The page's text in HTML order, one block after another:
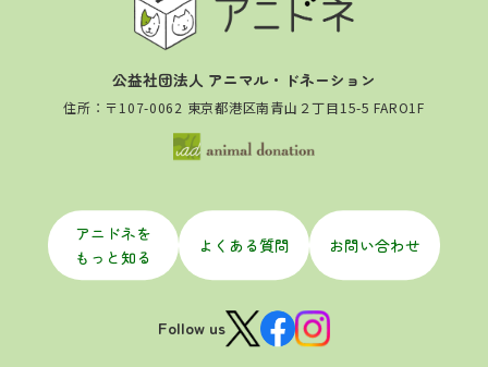
公益社団法人 アニマル・ドネーション
住所：〒107-0062 東京都港区南青山２丁目15-5 FARO1F
アニドネを
もっと知る
よくある質問 お問い合わせ
Follow us